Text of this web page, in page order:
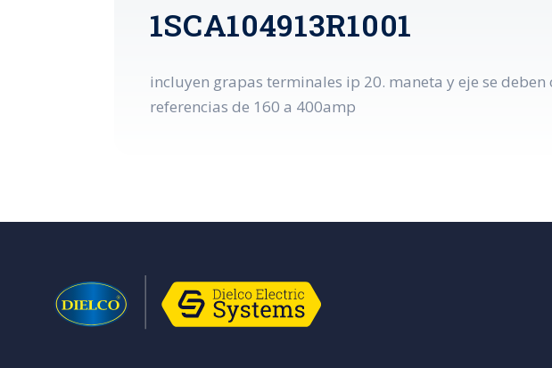
1SCA104913R1001
incluyen grapas terminales ip 20. maneta y eje se
referencias de 160 a 400amp